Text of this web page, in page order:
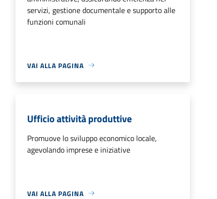
servizi, gestione documentale e supporto alle
funzioni comunali
VAI ALLA PAGINA
Ufficio attività produttive
Promuove lo sviluppo economico locale,
agevolando imprese e iniziative
VAI ALLA PAGINA